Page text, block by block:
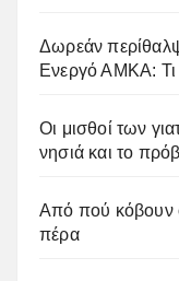
Δωρεάν
Ενεργό ΑΜΚΑ: Τι
Οι μισθοί των
νησιά και το
Από πού κόβουν
πέρα